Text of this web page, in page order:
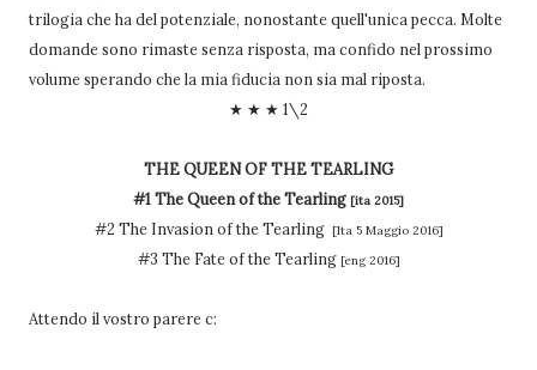
trilogia che ha del potenziale, nonostante quell'unica pecca. Molte
domande sono rimaste senza risposta, ma confido nel prossimo
volume sperando che la mia fiducia non sia mal riposta.
★ ★ ★ 1\2
THE QUEEN OF THE TEARLING
#1 The Queen of the Tearling [ita 2015]
#2 The Invasion of the Tearling [Ita 5 Maggio 2016]
#3 The Fate of the Tearling [eng 2016]
Attendo il vostro parere c: